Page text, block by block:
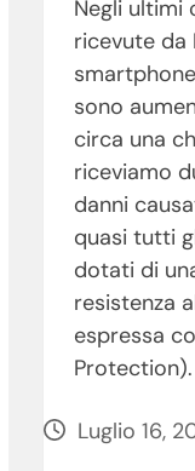
Negli ultimi
ricevute da
sono
circa una
riceviamo
danni
quasi tutti
dotati di
resistenza
espressa
Protection).
Luglio 16,